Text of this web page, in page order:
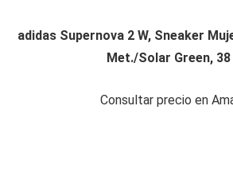
adidas Supernova 2 W, Sneaker
Met./Solar Green, 38
Consultar precio en